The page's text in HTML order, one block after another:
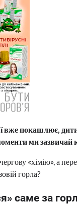
вже покашлює,
ми зазвичай
«хімію», а
горла?
саме за